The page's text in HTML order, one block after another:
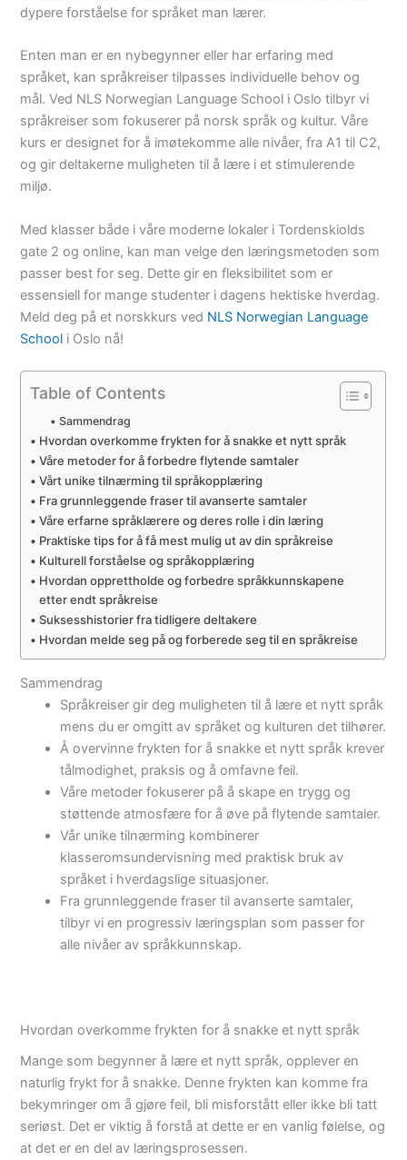
dypere forståelse for språket man lærer.
Enten man er en nybegynner eller har erfaring med
språket, kan språkreiser tilpasses individuelle behov og
mål. Ved NLS Norwegian Language School i Oslo tilbyr vi
språkreiser som fokuserer på norsk språk og kultur. Våre
kurs er designet for å imøtekomme alle nivåer, fra A1 til C2,
og gir deltakerne muligheten til å lære i et stimulerende
miljø.
Med klasser både i våre moderne lokaler i Tordenskiolds
gate 2 og online, kan man velge den læringsmetoden som
passer best for seg. Dette gir en fleksibilitet som er
essensiell for mange studenter i dagens hektiske hverdag.
Meld deg på et norskkurs ved NLS Norwegian Language
School i Oslo nå!
Table of Contents
Sammendrag
Hvordan overkomme frykten for å snakke et nytt språk
Våre metoder for å forbedre flytende samtaler
Vårt unike tilnærming til språkopplæring
Fra grunnleggende fraser til avanserte samtaler
Våre erfarne språklærere og deres rolle i din læring
Praktiske tips for å få mest mulig ut av din språkreise
Kulturell forståelse og språkopplæring
Hvordan opprettholde og forbedre språkkunnskapene
etter endt språkreise
Suksesshistorier fra tidligere deltakere
Hvordan melde seg på og forberede seg til en språkreise
Sammendrag
Språkreiser gir deg muligheten til å lære et nytt språk
mens du er omgitt av språket og kulturen det tilhører.
Å overvinne frykten for å snakke et nytt språk krever
tålmodighet, praksis og å omfavne feil.
Våre metoder fokuserer på å skape en trygg og
støttende atmosfære for å øve på flytende samtaler.
Vår unike tilnærming kombinerer
klasseromsundervisning med praktisk bruk av
språket i hverdagslige situasjoner.
Fra grunnleggende fraser til avanserte samtaler,
tilbyr vi en progressiv læringsplan som passer for
alle nivåer av språkkunnskap.
Hvordan overkomme frykten for å snakke et nytt språk
Mange som begynner å lære et nytt språk, opplever en
naturlig frykt for å snakke. Denne frykten kan komme fra
bekymringer om å gjøre feil, bli misforstått eller ikke bli tatt
seriøst. Det er viktig å forstå at dette er en vanlig følelse, og
at det er en del av læringsprosessen.